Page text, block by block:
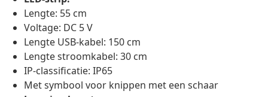
Lengte: 55 cm
Voltage: DC 5 V
Lengte USB-kabel: 150 cm
Lengte stroomkabel: 30 cm
IP-classificatie: IP65
Met symbool voor knippen met een schaar